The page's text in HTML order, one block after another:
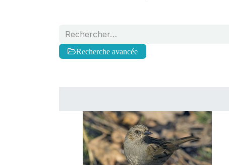
Recherche avancée